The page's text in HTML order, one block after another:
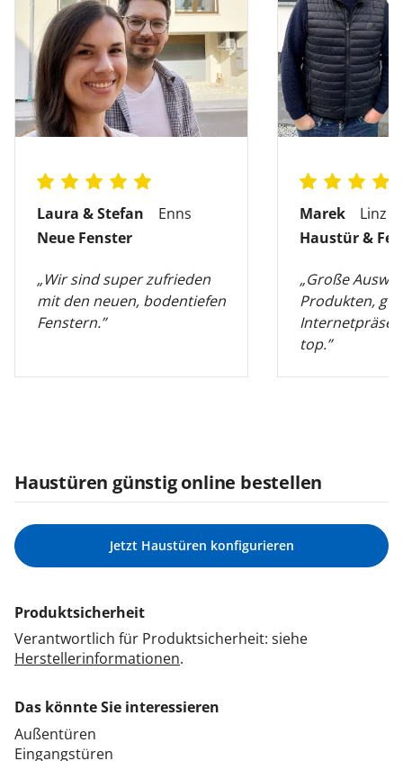
Laura & Stefan
Enns
Neue Fenster
„Wir sind super zufrieden
mit den neuen, bodentiefen
Fenstern.”
Marek
Linz
Haustür &
„Große
Produkten,
top.”
Haustüren günstig online bestellen
Jetzt Haustüren konfigurieren
Produktsicherheit
Verantwortlich für Produktsicherheit: siehe
Herstellerinformationen.
Das könnte Sie interessieren
Außentüren
Eingangstüren